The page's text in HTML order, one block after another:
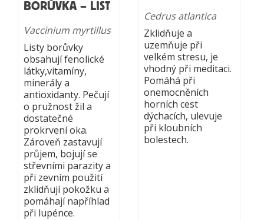
BORŮVKA – LIST
Vaccinium myrtillus
Listy borůvky
obsahují fenolické
látky,vitamíny,
minerály a
antioxidanty. Pečují
o pružnost žil a
dostatečné
prokrvení oka.
Zároveň zastavují
průjem, bojují se
střevními parazity a
při zevním použití
zklidňují pokožku a
pomáhají napříhlad
při lupénce.
Cedrus atlantica
Zklidňuje a
uzemňuje při
velkém stresu, je
vhodný při meditaci.
Pomáhá při
onemocněních
horních cest
dýchacích, ulevuje
při kloubních
bolestech.